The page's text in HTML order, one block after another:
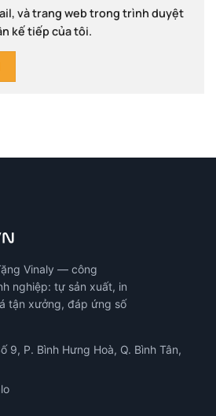
và trang web trong trình duyệt
kế tiếp của tôi.
Vinaly — công
nghiệp: tự sản xuất, in
tận xưởng, đáp ứng số
9, P. Bình Hưng Hoà, Q. Bình Tân,